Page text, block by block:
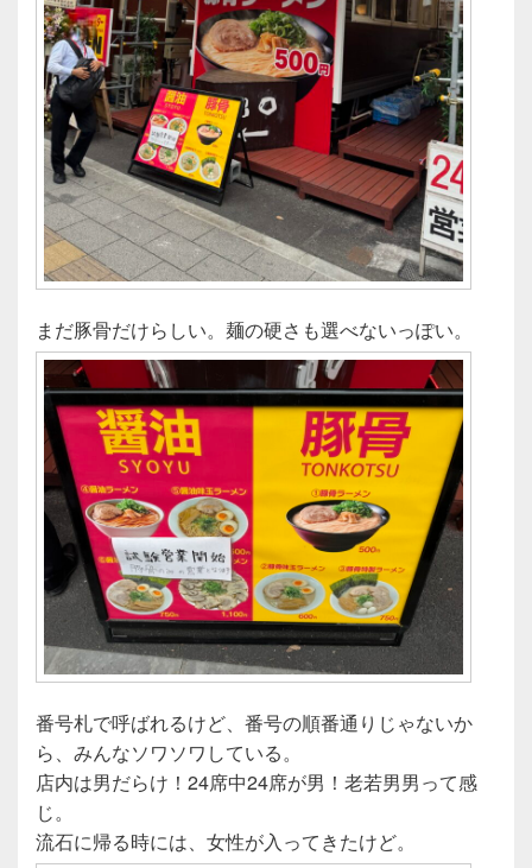
まだ豚骨だけらしい。麺の硬さも選べないっぽい。
番号札で呼ばれるけど、番号の順番通りじゃないか
ら、みんなソワソワしている。
店内は男だらけ！24席中24席が男！老若男男って感
じ。
流石に帰る時には、女性が入ってきたけど。